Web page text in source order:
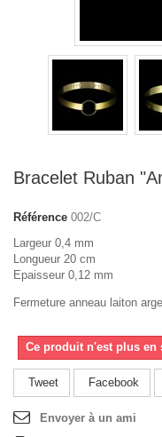
Bracelet Ruban
Référence 002/C
Largeur 0,4 mm
Longueur 20 cm
Epaisseur 0,12 mm
Fermeture anneau laiton
Ce produit n'est plus en
Tweet Facebook
Envoyer à un ami